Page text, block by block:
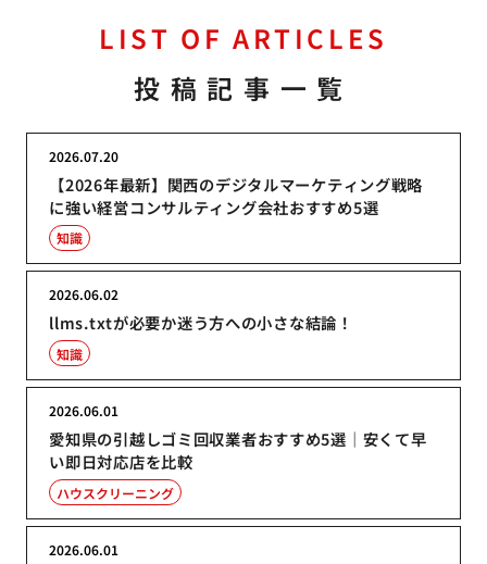
LIST OF ARTICLES
投稿記事一覧
【2026年最新】関西のデジタルマーケティング戦略
に強い経営コンサルティング会社おすすめ5選
2026.07.20
知識
llms.txtが必要か迷う方への小さな結論！
2026.06.02
知識
愛知県の引越しゴミ回収業者おすすめ5選｜安くて早
い即日対応店を比較
2026.06.01
ハウスクリーニング
2026.06.01